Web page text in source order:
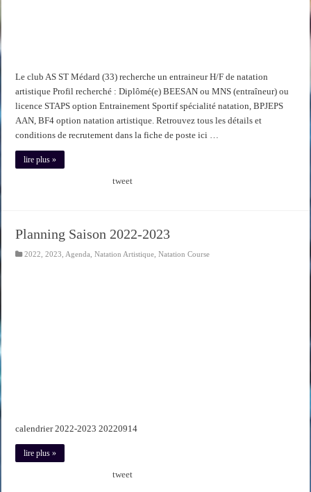
Le club AS ST Médard (33) recherche un entraineur H/F de natation
artistique Profil recherché : Diplômé(e) BEESAN ou MNS (entraîneur) ou
licence STAPS option Entrainement Sportif spécialité natation, BPJEPS
AAN, BF4 option natation artistique. Retrouvez tous les détails et
conditions de recrutement dans la fiche de poste ici …
lire plus »
tweet
Planning Saison 2022-2023
2022 ,2023 Agenda ,Natation Artistique ,Natation Course
calendrier 2022-2023 20220914
lire plus »
tweet